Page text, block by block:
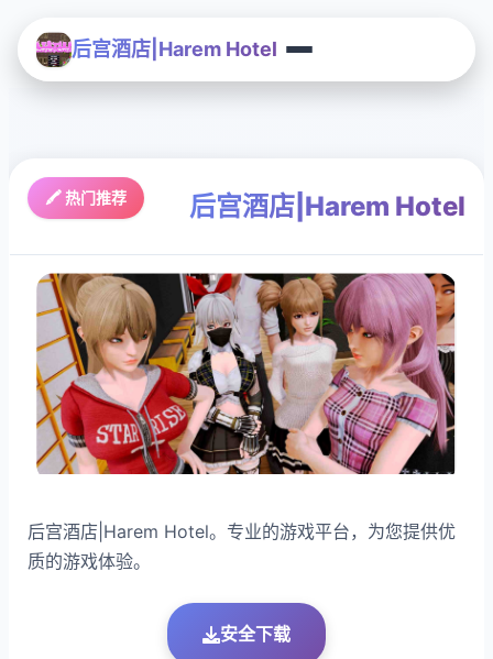
后宫酒店|Harem Hotel
🖍️ 热门推荐 后宫酒店|Harem Hotel
后宫酒店|Harem Hotel。专业的游戏平台，为您提供优
质的游戏体验。
安全下载